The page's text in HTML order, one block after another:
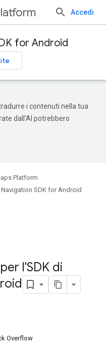
Accedi
for Android
i contenuti nella tua
dall'AI potrebbero
Platform
Navigation SDK for Android
l'SDK di
Overflow